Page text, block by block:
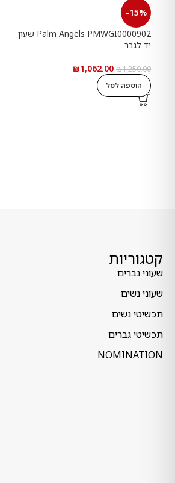
-15%
Palm Angels PMWGI0000902 שעון
יד לגבר
₪1,250.00
₪1,062.00
הוספה לסל
קטגוריות
שעוני גברים
שעוני נשים
תכשיטי נשים
תכשיטי גברים
NOMINATION